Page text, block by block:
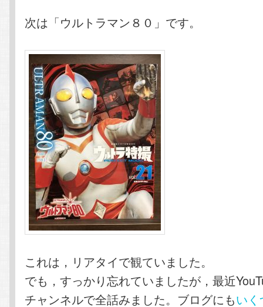
次は「ウルトラマン８０」です。
これは，リアタイで観ていました。
でも，すっかり忘れていましたが，最近
チャンネルで全話みました。ブログにもい